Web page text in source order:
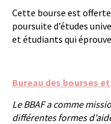
Cette bourse est
poursuite d’études
et étudiants qui
Bureau des bourses
Le BBAF a comme
différentes formes